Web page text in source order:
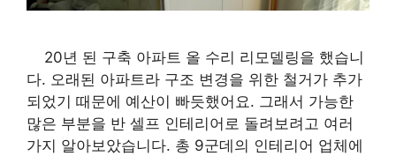
20년 된 구축 아파트 올 수리 리모델링을 했습니
다. 오래된 아파트라 구조 변경을 위한 철거가 추가
되었기 때문에 예산이 빠듯했어요. 그래서 가능한
많은 부분을 반 셀프 인테리어로 돌려보려고 여러
가지 알아보았습니다. 총 9군데의 인테리어 업체에